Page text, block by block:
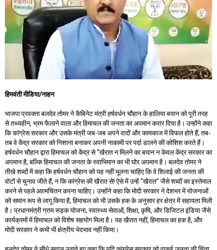
हिमवंती मीडिया/नाहन
भाजपा प्रवक्ता बलदेव तोमर ने कैबिनेट मंत्री हर्षवर्धन चौहान के हालिया बयान को पूरी तरह
से तथ्यहीन, भ्रम फैलाने वाला और हिमाचल की जनता का अपमान करार दिया है। उन्होंने कहा
कि कांग्रेस सरकार और उसके मंत्री जब-जब अपने वादों और कामकाज में विफल होते हैं, तब-
तब वे केंद्र सरकार को निशाना बनाकर अपनी नाकामी पर पर्दा डालने की कोशिश करते हैं।
हर्षवर्धन चौहान द्वारा हिमाचल को केंद्र से “खैरात न मिलने का बयान न केवल केंद्र सरकार का
अपमान है, बल्कि हिमाचल की जनता के स्वाभिमान का भी घोर अपमान है। बलदेव तोमर ने
तीखे शब्दों में कहा कि हर्षवर्धन चौहान को यह नहीं भूलना चाहिए कि वे शिलाई की जनता की
वोटों से चुनाव जीते हैं, न कि कांग्रेस की खैरात से! ऐसे में उन्हें “खैरात” जैसे शब्दों का इस्तेमाल
करने से पहले आत्मचिंतन करना चाहिए। उन्होंने कहा कि मोदी सरकार ने देशभर में योजनाओं
को समान रूप से लागू किया है, हिमाचल को भी उसके हक के अनुसार हर क्षेत्र में सहायता मिली
है। प्रधानमंत्री ग्राम सड़क योजना, स्वास्थ्य सेवाओं, शिक्षा, कृषि, और डिजिटल इंडिया जैसे
कार्यक्रमों में हिमाचल को विशेष सहयोग मिला है। यह खैरात नहीं, हिमाचल का हक है, और
मोदी सरकार ने कभी भी क्षेत्रीय भेदभाव नहीं किया।